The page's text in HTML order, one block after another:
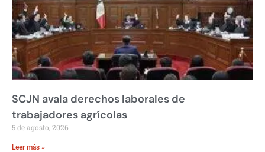
SCJN avala derechos laborales de
trabajadores agrícolas
5 de agosto, 2026
Leer más »